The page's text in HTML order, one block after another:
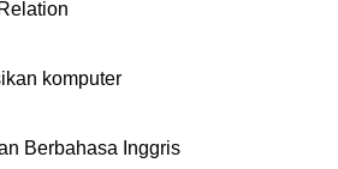
komputer
Berbahasa Inggris